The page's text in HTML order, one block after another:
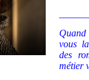
Quand
vous
des
métier